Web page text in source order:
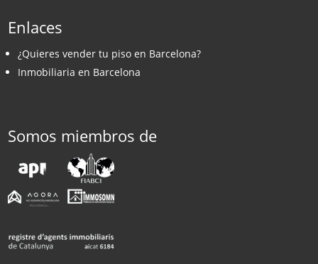
Enlaces
¿Quieres vender tu piso en Barcelona?
Inmobiliaria en Barcelona
Somos miembros de